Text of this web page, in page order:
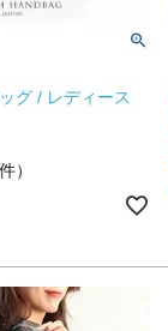
グ / レディース
）